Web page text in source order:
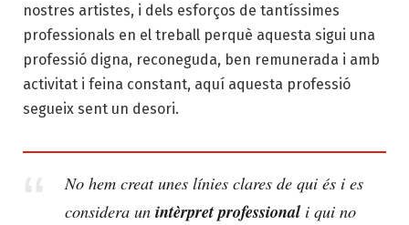
nostres artistes, i dels esforços de tantíssimes
professionals en el treball perquè aquesta sigui una
professió digna, reconeguda, ben remunerada i amb
activitat i feina constant, aquí aquesta professió
segueix sent un desori.
No hem creat unes línies clares de qui és i es
considera unintèrpret professionali qui no